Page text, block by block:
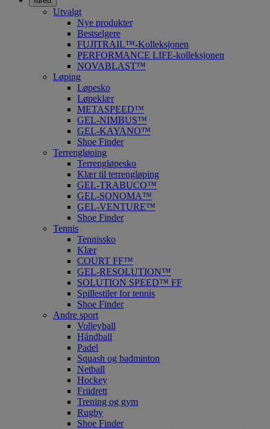
Utvalgt
Nye produkter
Bestselgere
FUJITRAIL™-Kolleksjonen
PERFORMANCE LIFE-kolleksjonen
NOVABLAST™
Løping
Løpesko
Løpeklær
METASPEED™
GEL-NIMBUS™
GEL-KAYANO™
Shoe Finder
Terrengløping
Terrengløpesko
Klær til terrengløping
GEL-TRABUCO™
GEL-SONOMA™
GEL-VENTURE™
Shoe Finder
Tennis
Tennissko
Klær
COURT FF™
GEL-RESOLUTION™
SOLUTION SPEED™ FF
Spillestiler for tennis
Shoe Finder
Andre sport
Volleyball
Håndball
Padel
Squash og badminton
Netball
Hockey
Friidrett
Trening og gym
Rugby
Shoe Finder